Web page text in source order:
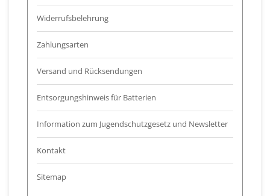
Widerrufsbelehrung
Zahlungsarten
Versand und Rücksendungen
Entsorgungshinweis für Batterien
Information zum Jugendschutzgesetz und Newsletter
Kontakt
Sitemap